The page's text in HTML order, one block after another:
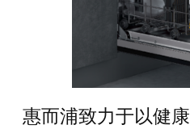
惠而浦致力于以健